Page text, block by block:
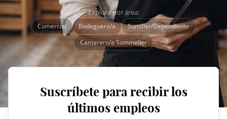
Explora por área:
Comercial Bodeguero/a
Sumiller/Dependiente
Camarero/a Sommelier
Suscríbete para recibir los
últimos empleos